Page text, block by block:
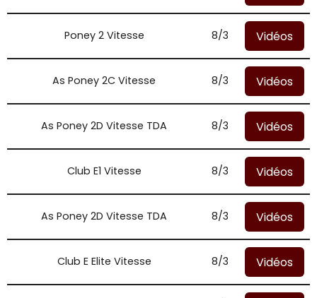
Poney 2 Vitesse 8/3 Vidéos
As Poney 2C Vitesse 8/3 Vidéos
As Poney 2D Vitesse TDA 8/3 Vidéos
Club E1 Vitesse 8/3 Vidéos
As Poney 2D Vitesse TDA 8/3 Vidéos
Club E Elite Vitesse 8/3 Vidéos